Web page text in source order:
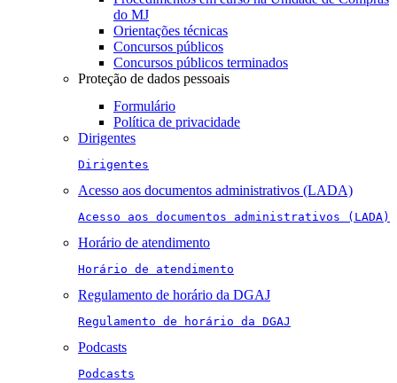
do MJ
Orientações técnicas
Concursos públicos
Concursos públicos terminados
Proteção de dados pessoais
Formulário
Política de privacidade
Dirigentes
Dirigentes
Acesso aos documentos administrativos (LADA)
Acesso aos documentos administrativos (LADA)
Horário de atendimento
Horário de atendimento
Regulamento de horário da DGAJ
Regulamento de horário da DGAJ
Podcasts
Podcasts